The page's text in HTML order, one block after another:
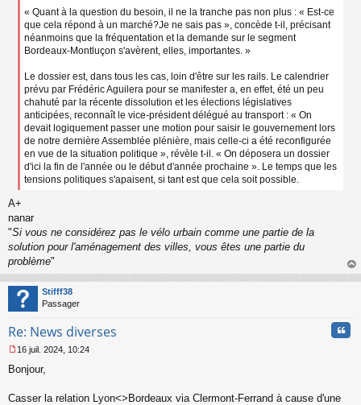
« Quant à la question du besoin, il ne la tranche pas non plus : « Est-ce
que cela répond à un marché?Je ne sais pas », concède t-il, précisant
néanmoins que la fréquentation et la demande sur le segment
Bordeaux-Montluçon s'avèrent, elles, importantes. »
Le dossier est, dans tous les cas, loin d'être sur les rails. Le calendrier
prévu par Frédéric Aguilera pour se manifester a, en effet, été un peu
chahuté par la récente dissolution et les élections législatives
anticipées, reconnaît le vice-président délégué au transport : « On
devait logiquement passer une motion pour saisir le gouvernement lors
de notre dernière Assemblée plénière, mais celle-ci a été reconfigurée
en vue de la situation politique », révèle t-il. « On déposera un dossier
d'ici la fin de l'année ou le début d'année prochaine ». Le temps que les
tensions politiques s'apaisent, si tant est que cela soit possible.
A+
nanar
"Si vous ne considérez pas le vélo urbain comme une partie de la
solution pour l'aménagement des villes, vous êtes une partie du
problème"
au
Stifff38
Passager
Re: News diverses
e
s
16 juil. 2024, 10:24
Bonjour,
Casser la relation Lyon<>Bordeaux via Clermont-Ferrand à cause d'une